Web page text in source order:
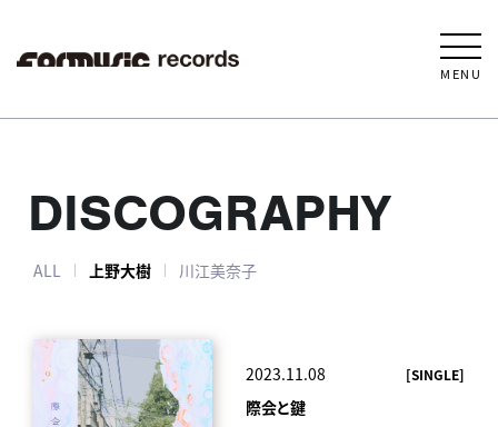
MENU
DISCOGRAPHY
ALL 上野大樹 川江美奈子
2023.11.08 [SINGLE]
際会と鍵